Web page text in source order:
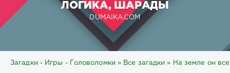
ЛОГИКА, ШАРАДЫ
DUMAIKA.COM
Загадки - Игры - Головоломки » Все загадки » На земле он